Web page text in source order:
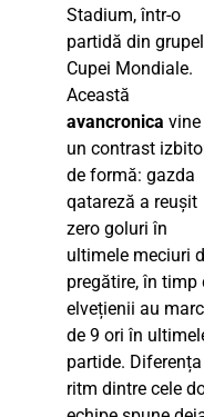
Stadium, într-o
partidă din
Cupei Mondiale.
Această
avancronica vine
un contrast
de formă: gazda
qatareză a reușit
zero goluri în
ultimele meciuri
pregătire, în timp
elvețienii au
de 9 ori în
partide.
ritm dintre cele